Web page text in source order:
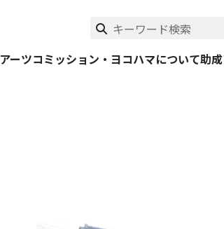
アーツコミッション・ヨコハマについて助成